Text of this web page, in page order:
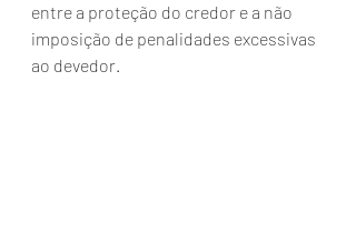
entre a proteção do credor e a não
imposição de penalidades excessivas
ao devedor.